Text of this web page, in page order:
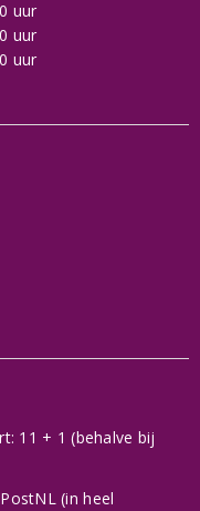
uur
uur
uur
11 + 1 (behalve bij
(in heel